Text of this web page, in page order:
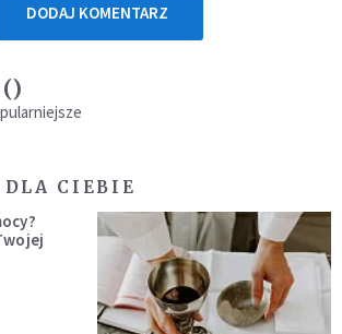
DODAJ KOMENTARZ
)
DLA CIEBIE